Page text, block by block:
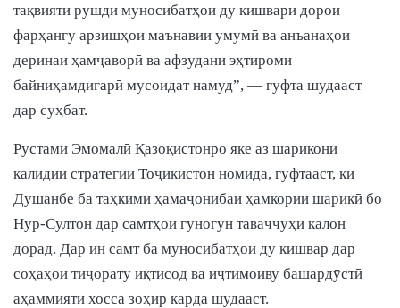
тақвияти рушди муносибатҳои ду кишвари дорои
фарҳангу арзишҳои маънавии умумӣ ва анъанаҳои
деринаи ҳамҷаворӣ ва афзудани эҳтироми
байниҳамдигарӣ мусоидат намуд”, — гуфта шудааст
дар суҳбат.
Рустами Эмомалӣ Қазоқистонро яке аз шарикони
калидии стратегии Тоҷикистон номида, гуфтааст, ки
Душанбе ба таҳкими ҳамаҷонибаи ҳамкории шарикӣ бо
Нур-Султон дар самтҳои гуногун таваҷҷуҳи калон
дорад. Дар ин самт ба муносибатҳои ду кишвар дар
соҳаҳои тиҷорату иқтисод ва иҷтимоиву башардӯстӣ
аҳаммияти хосса зоҳир карда шудааст.